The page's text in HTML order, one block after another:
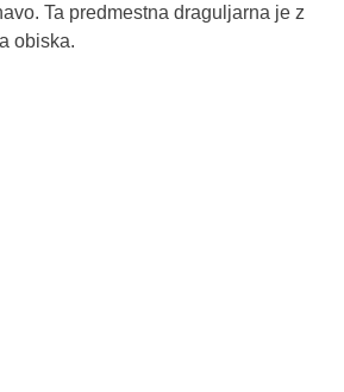
Ta predmestna draguljarna je z
obiska.